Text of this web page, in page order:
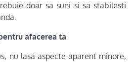
doar sa suni si sa stabilesti
afacerea ta
nu lasa aspecte aparent minore,